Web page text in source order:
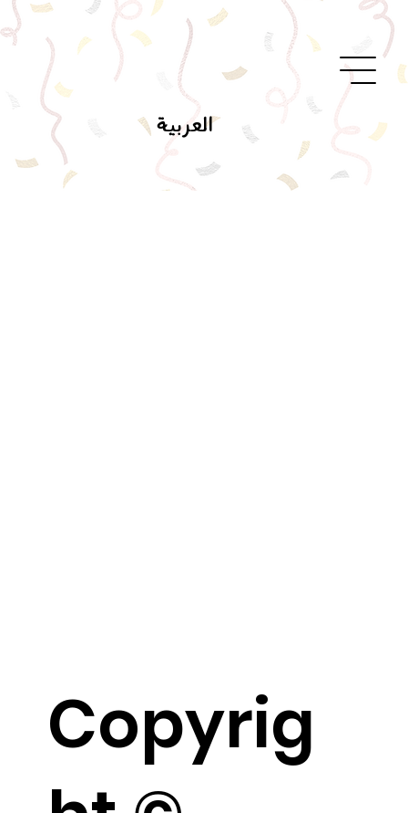
العربية
Copyrig